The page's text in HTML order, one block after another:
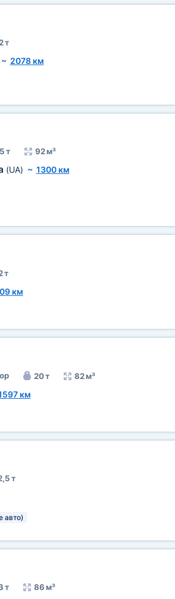
т
~ 2078 км
т 92 м³
(UA) ~ 1300 км
т
км
20 т 82 м³
км
т
авто)
т 86 м³